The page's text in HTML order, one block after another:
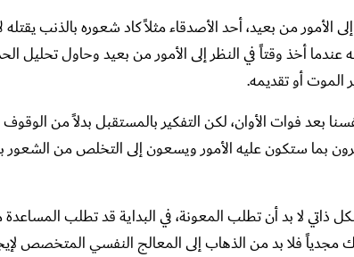
من بعيد، أحد الأصدقاء مثلاً كاد شعوره بالذنب يقتله
أخذ وقتاً في النظر إلى الأمور من بعيد وحاول تحليل
الموت أو تقديمه.
بعد فوات الأوان، لكن التفكير بالمستقبل بدلاً من
بما ستكون عليه الأمور ويسعون إلى التخلص من الشعور
لا بد أن تطلب المعونة، في البداية قد تطلب
مجدياً فلا بد من الذهاب إلى المعالج النفسي المتخصص